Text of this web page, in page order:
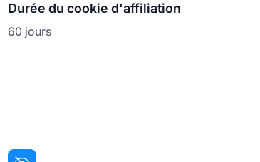
Durée du cookie d'affiliation
60 jours